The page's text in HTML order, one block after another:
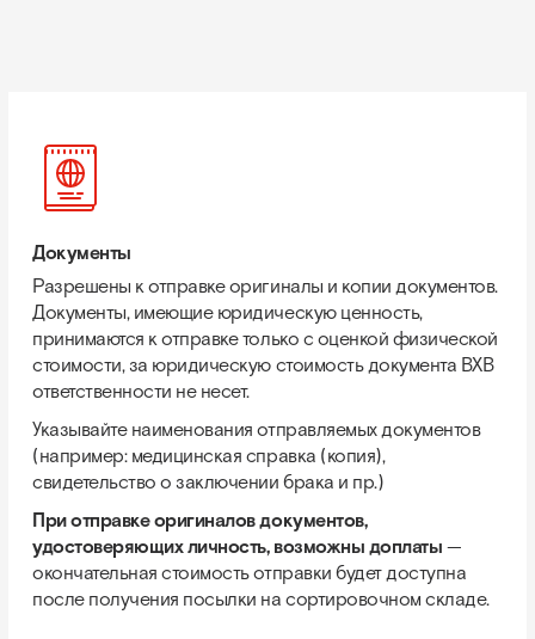
Документы
Разрешены к отправке оригиналы и копии документов.
Документы, имеющие юридическую ценность,
принимаются к отправке только с оценкой физической
стоимости, за юридическую стоимость документа BXB
ответственности не несет.
Указывайте наименования отправляемых документов
(например: медицинская справка (копия),
свидетельство о заключении брака и пр.)
При отправке оригиналов документов,
удостоверяющих личность, возможны доплаты—
окончательная стоимость отправки будет доступна
после получения посылки на сортировочном складе.